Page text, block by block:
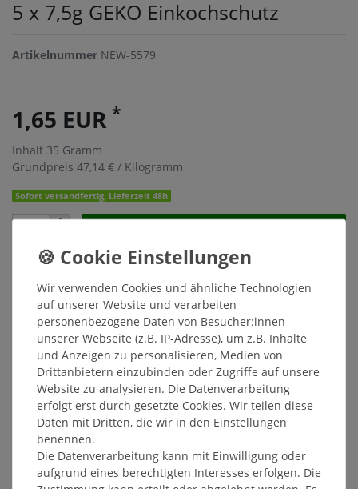
5 x 7,5g GEKO Einkochschutz
Artikelnummer NEW-5579
1,65 EUR *
Inhalt 35 Gramm
Grundpreis 47,14 € / Kilogramm
Sofort versandfertig, Lieferzeit 48h
Wunschliste
* inkl. ges. MwSt. zzgl.Versandkosten
Beschreibung
Weitere Details
Wir verwenden Cookies und ähnliche Technologien
auf unserer Website und verarbeiten
personenbezogene Daten von Besucher:innen
unserer Webseite (z.B. IP-Adresse), um z.B. Inhalte
und Anzeigen zu personalisieren, Medien von
Drittanbietern einzubinden oder Zugriffe auf unsere
Website zu analysieren. Die Datenverarbeitung
erfolgt erst durch gesetzte Cookies. Wir teilen diese
Daten mit Dritten, die wir in den Einstellungen
benennen.
Die Datenverarbeitung kann mit Einwilligung oder
aufgrund eines berechtigten Interesses erfolgen. Die